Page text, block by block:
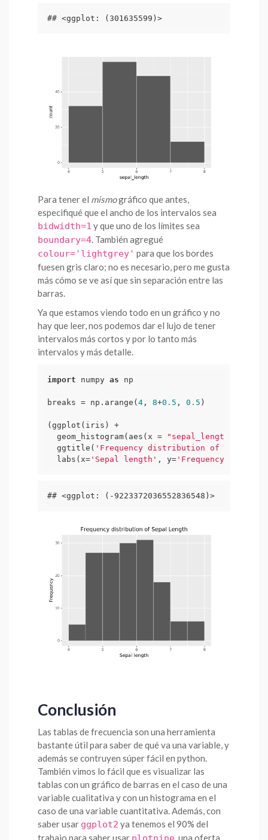
## <ggplot: (301635599)>
Para tener el mismográfico que antes,
especifiqué que el ancho de los intervalos sea
bidwidth=1 y que uno de los límites sea
boundary=4. También agregué
colour='lightgrey' para que los bordes
fuesen gris claro; no es necesario, pero me gusta
más cómo se ve así que sin separación entre las
barras.
Ya que estamos viendo todo en un gráfico y no
hay que leer, nos podemos dar el lujo de tener
intervalos más cortos y por lo tanto más
intervalos y más detalle.
import numpy as np
breaks = np.arange(4 , 8+0.5 , 0.5 )
(ggplot(iris) +
  geom_histogram(aes(x =
"sepal_length"
  ggtitle(
'Frequency distribution of Sepal
  labs(x=
'Sepal length' , y= 'Frequency'
## <ggplot: (-9223372036552836548)>
Conclusión
Las tablas de frecuencia son una herramienta
bastante útil para saber de qué va una variable, y
además se contruyen súper fácil en python.
También vimos lo fácil que es visualizar las
tablas con un gráfico de barras en el caso de una
variable cualitativa y con un histograma en el
caso de una variable cuantitativa. Además, con
saber usar ggplot2 ya tenemos el 90% del
trabajo para saber usar
, una oferta